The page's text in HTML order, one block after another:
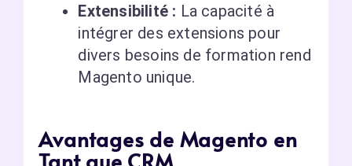
Extensibilité : La capacité à
intégrer des extensions pour
divers besoins de formation rend
Magento unique.
Avantages de Magento en
Tant que CRM